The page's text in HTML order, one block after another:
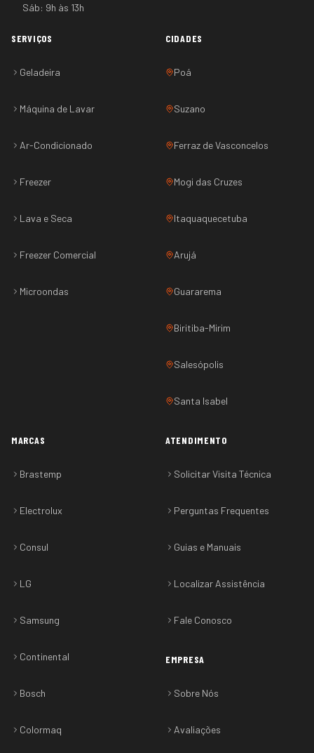
Sáb: 9h às 13h
SERVIÇOS
Geladeira
Máquina de Lavar
Ar-Condicionado
Freezer
Lava e Seca
Freezer Comercial
Microondas
CIDADES
Poá
Suzano
Ferraz de Vasconcelos
Mogi das Cruzes
Itaquaquecetuba
Arujá
Guararema
Biritiba-Mirim
Salesópolis
Santa Isabel
MARCAS
Brastemp
Electrolux
Consul
LG
Samsung
Continental
Bosch
Colormaq
ATENDIMENTO
Solicitar Visita Técnica
Perguntas Frequentes
Guias e Manuais
Localizar Assistência
Fale Conosco
EMPRESA
Sobre Nós
Avaliações